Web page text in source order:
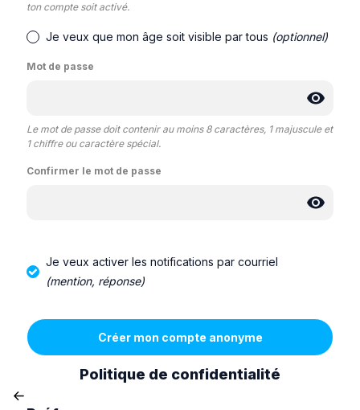
ton compte soit activé.
Je veux que mon âge soit visible par tous (optionnel)
Mot de passe
Le mot de passe doit contenir au moins 8 caractères, 1 majuscule et
1 chiffre ou caractère spécial.
Confirmer le mot de passe
Je veux activer les notifications par courriel
(mention, réponse)
Politique de confidentialité